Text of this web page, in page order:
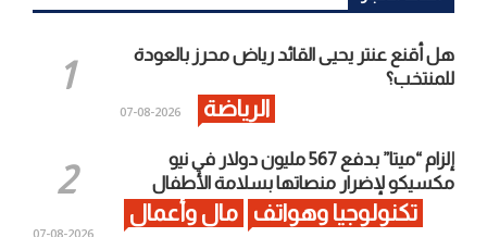
هل أقنع عنتر يحيى القائد رياض محرز بالعودة
للمنتخب؟
الرياضة 2026-08-07
إلزام “ميتا” بدفع 567 مليون دولار في نيو
مكسيكو لإضرار منصاتها بسلامة الأطفال
تكنولوجيا وهواتف مال وأعمال
2026-08-07